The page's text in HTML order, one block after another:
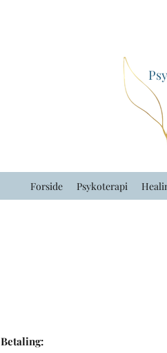
Forside Psykoterapi
Betaling: